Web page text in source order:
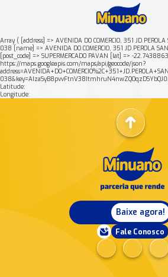
Array ( [address] => AVENIDA DO COMERCIO, 351 JD.PEROLA
038 [name] => AVENIDA DO COMERCIO, 351 JD.PEROLA
[post_code] => SUPERMERCADO PAVAN [lat] => -
https://maps.googleapis.com/maps/api/geocode/json?
Latitude:
Longitude:
Baixe agora!
Fale Conosco
Mais buscados: Produtos
Nossa história